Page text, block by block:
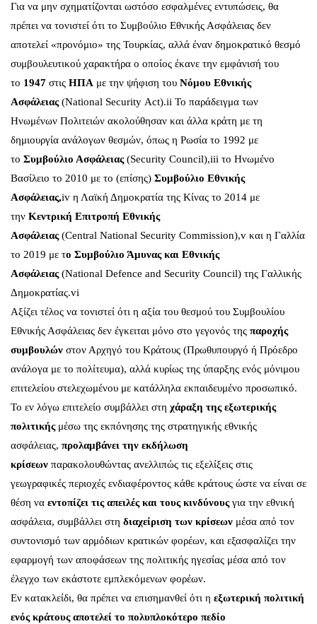
Για να μην σχηματίζονται ωστόσο εσφαλμένες εντυπώσεις, θα
πρέπει να τονιστεί ότι το Συμβούλιο Εθνικής Ασφάλειας δεν
αποτελεί «προνόμιο» της Τουρκίας, αλλά έναν δημοκρατικό θεσμό
συμβουλευτικού χαρακτήρα ο οποίος έκανε την εμφάνισή του
το 1947 στις ΗΠΑ με την ψήφιση του Νόμου Εθνικής
Ασφάλειας(National Security Act).ii Το παράδειγμα των
Ηνωμένων Πολιτειών ακολούθησαν και άλλα κράτη με τη
δημιουργία ανάλογων θεσμών, όπως η Ρωσία το 1992 με
το Συμβούλιο Ασφάλειας(Security Council),iii το Ηνωμένο
Βασίλειο το 2010 με το (επίσης) Συμβούλιο Εθνικής
Ασφάλειας,iv η Λαϊκή Δημοκρατία της Κίνας το 2014 με
την Κεντρική Επιτροπή Εθνικής
Ασφάλειας(Central National Security Commission),v και η Γαλλία
το 2019 με το Συμβούλιο Άμυνας και Εθνικής
Ασφάλειας(National Defence and Security Council) της Γαλλικής
Δημοκρατίας.vi
Αξίζει τέλος να τονιστεί ότι η αξία του θεσμού του Συμβουλίου
Εθνικής Ασφάλειας δεν έγκειται μόνο στο γεγονός της παροχής
συμβουλών στον Αρχηγό του Κράτους (Πρωθυπουργό ή Πρόεδρο
ανάλογα με το πολίτευμα), αλλά κυρίως της ύπαρξης ενός μόνιμου
επιτελείου στελεχωμένου με κατάλληλα εκπαιδευμένο προσωπικό.
Το εν λόγω επιτελείο συμβάλλει στη χάραξη της εξωτερικής
πολιτικήςμέσω της εκπόνησης της στρατηγικής εθνικής
ασφάλειας, προλαμβάνει την εκδήλωση
κρίσεων παρακολουθώντας ανελλιπώς τις εξελίξεις στις
γεωγραφικές περιοχές ενδιαφέροντος κάθε κράτους ώστε να είναι σε
θέση να εντοπίζει τις απειλές και τους κινδύνουςγια την εθνική
ασφάλεια, συμβάλλει στη διαχείριση των κρίσεων μέσα από τον
συντονισμό των αρμόδιων κρατικών φορέων, και εξασφαλίζει την
εφαρμογή των αποφάσεων της πολιτικής ηγεσίας μέσα από τον
έλεγχο των εκάστοτε εμπλεκόμενων φορέων.
Εν κατακλείδι, θα πρέπει να επισημανθεί ότι η εξωτερική πολιτική
ενός κράτους αποτελεί το πολυπλοκότερο πεδίο